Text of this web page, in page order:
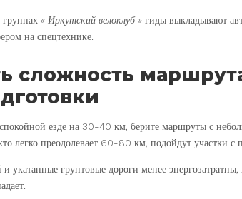
« Иркутский велоклуб » гиды выкладывают
на спецтехнике.
сложность
езде на 30-40 км, берите маршруты с
легко преодолевает 60-80 км, подойдут участки
укатанные грунтовые дороги менее